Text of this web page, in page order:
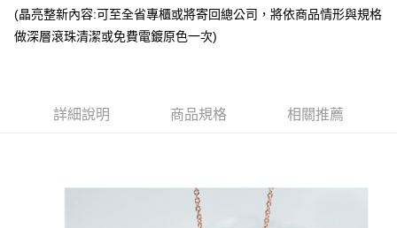
台新國際商業銀行
中國信託商業銀行
台灣樂天信用卡公司
元大商業銀行
永豐商業銀行
玉山商業銀行
悠遊付
【關於「AFTEE先享後付」】
２．便利：只要手機號碼，簡訊認證，即可結帳。
３．安心：先確認商品／服務後，再付款。
(晶亮整新內容:可至全省專櫃或將寄回總公司，將依商品情形與規格
做深層滾珠清潔或免費電鍍原色一次)
詳細說明 商品規格 相關推薦